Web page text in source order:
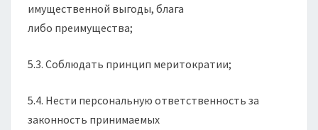
имущественной выгоды, блага
либо преимущества;
5.3. Соблюдать принцип меритократии;
5.4. Нести персональную ответственность за
законность принимаемых